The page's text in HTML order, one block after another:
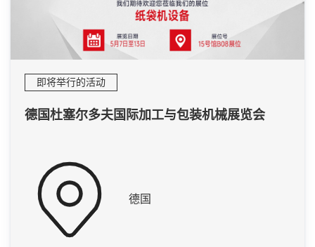
即将举行的活动
德国杜塞尔多夫国际加工与包装机械展览会
德国